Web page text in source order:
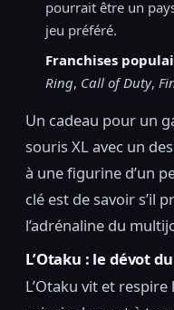
pourrait être un
jeu préféré.
Franchises
Ring, Call of Duty,
Un cadeau pour un
souris XL avec un
à une figurine d’un
clé est de savoir s’il
l’adrénaline du
L’Otaku : le dévot
L’Otaku vit et